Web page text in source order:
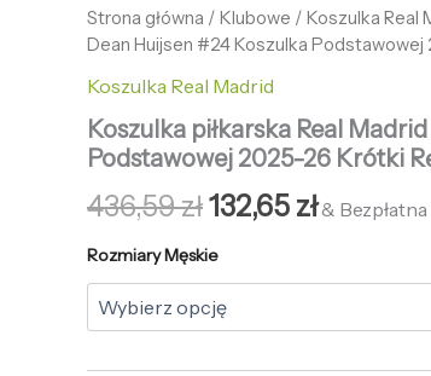
Strona główna / Klubowe / Koszulka Real
Dean Huijsen #24 Koszulka
Koszulka Real Madrid
Koszulka piłkarska Real
Podstawowej 2025-26 Krótki
436,59zł
Pierwotna
wynosiła:
436,59 zł.
132,65 zł
wynosi:
132,65 zł.
& Bezpłatna
Rozmiary Męskie
ilość
Koszulka
Real
Dean
Huijsen
Koszulka
2025-
26
Krótki
Rękaw